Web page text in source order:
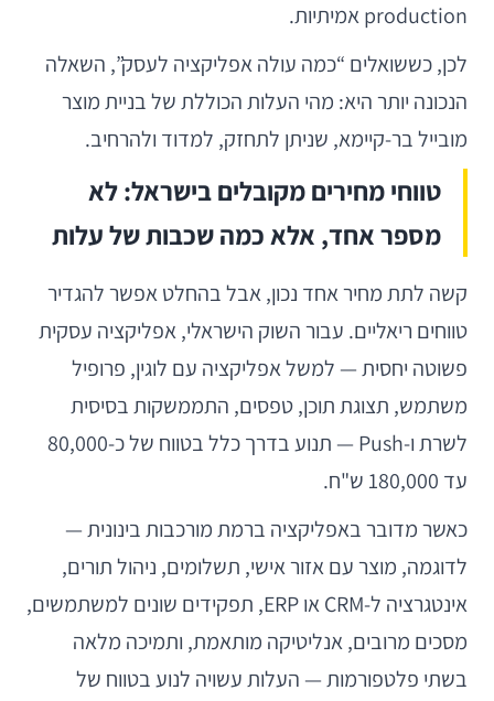
production אמיתיות.
לכן, כששואלים “כמה עולה אפליקציה לעסק”, השאלה
הנכונה יותר היא: מהי העלות הכוללת של בניית מוצר
מובייל בר-קיימא, שניתן לתחזק, למדוד ולהרחיב.
טווחי מחירים מקובלים בישראל: לא
מספר אחד, אלא כמה שכבות של עלות
קשה לתת מחיר אחד נכון, אבל בהחלט אפשר להגדיר
טווחים ריאליים. עבור השוק הישראלי, אפליקציה עסקית
פשוטה יחסית — למשל אפליקציה עם לוגין, פרופיל
משתמש, תצוגת תוכן, טפסים, התממשקות בסיסית
לשרת ו-Push — תנוע בדרך כלל בטווח של כ-80,000
עד 180,000 ש"ח.
כאשר מדובר באפליקציה ברמת מורכבות בינונית —
לדוגמה, מוצר עם אזור אישי, תשלומים, ניהול תורים,
אינטגרציה ל-CRM או ERP, תפקידים שונים למשתמשים,
מסכים מרובים, אנליטיקה מותאמת, ותמיכה מלאה
בשתי פלטפורמות — העלות עשויה לנוע בטווח של